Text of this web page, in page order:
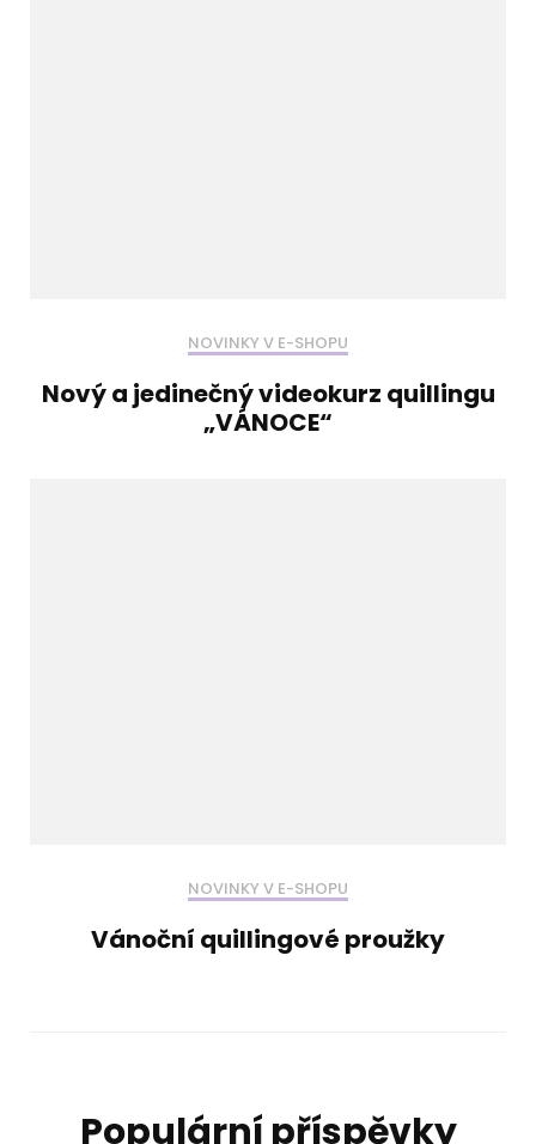
NOVINKY V E-SHOPU
Nový a jedinečný videokurz quillingu
„VÁNOCE“
NOVINKY V E-SHOPU
Vánoční quillingové proužky
Populární příspěvky